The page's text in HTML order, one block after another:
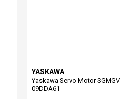
YASKAWA
Yaskawa Servo Motor SGMGV-
09DDA61